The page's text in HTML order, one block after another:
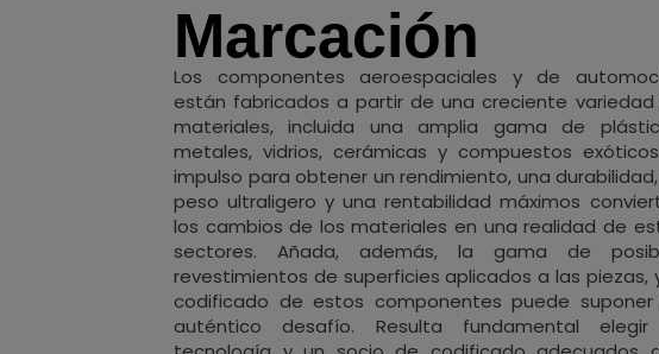
Marcación
Los componentes aeroespaciales y de
están fabricados a partir de una creciente variedad
materiales, incluida una amplia gama de
metales, vidrios, cerámicas y compuestos
impulso para obtener un rendimiento, una
peso ultraligero y una rentabilidad máximos
los cambios de los materiales en una realidad de
sectores. Añada, además, la gama de
revestimientos de superficies aplicados a las piezas,
codificado de estos componentes puede suponer
auténtico desafío. Resulta fundamental